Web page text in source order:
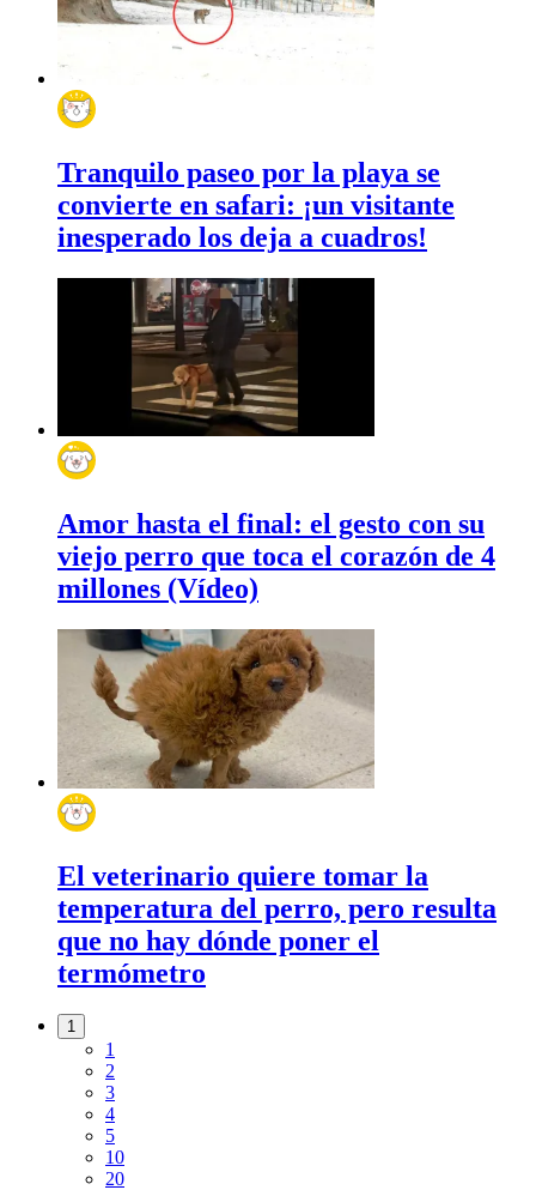
Tranquilo paseo por la playa se
convierte en safari: ¡un visitante
inesperado los deja a cuadros!
Amor hasta el final: el gesto con su
viejo perro que toca el corazón de 4
millones (Vídeo)
El veterinario quiere tomar la
temperatura del perro, pero resulta
que no hay dónde poner el
termómetro
1
1
2
3
4
5
10
20